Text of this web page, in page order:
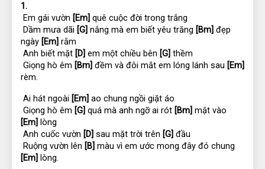
1.
Em gái vườn [Em] quê cuộc đời trong trắng
Dầm mưa dãi [G] nắng mà em biết yêu trăng [Bm] đẹp
ngày [Em] rằm
Anh biết mặt [D] em một chiều bên [G] thềm
Giọng hò êm [Bm] đềm và đôi mắt em lóng lánh sau [Em]
rèm.
Ai hát ngoài [Em] ao chung ngồi giặt áo
Giọng hò êm [G] quá mà anh ngỡ ai rót [Bm]
[Em] lòng
Anh cuốc vườn [D] sau mặt trời trên [G] đầu
Ruộng vườn lên [B]
[Em] lòng.